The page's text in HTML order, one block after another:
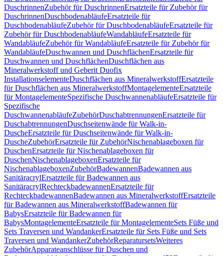
DuschrinnenZubehör für DuschrinnenErsatzteile für Zubehör für
DuschrinnenDuschbodenabläufeErsatzteile für
DuschbodenabläufeZubehör für DuschbodenabläufeErsatzteile für
Zubehör für DuschbodenabläufeWandabläufeErsatzteile für
WandabläufeZubehör für WandabläufeErsatzteile für Zubehör für
WandabläufeDuschwannen und DuschflächenErsatzteile für
Duschwannen und DuschflächenDuschflächen aus
Mineralwerkstoff und Geberit Duofix
InstallationselementeDuschflächen aus MineralwerkstoffErsatzteile
für Duschflächen aus MineralwerkstoffMontagelementeErsatzteile
für MontagelementeSpezifische DuschwannenabläufeErsatzteile für
Spezifische
DuschwannenabläufeZubehörDuschabtrennungenErsatzteile für
DuschabtrennungenDuschseitenwände für Walk-in-
DuscheErsatzteile für Duschseitenwände für Walk-in-
DuscheZubehörErsatzteile für ZubehörNischenablageboxen für
DuschenErsatzteile für Nischenablageboxen für
DuschenNischenablageboxenErsatzteile für
NischenablageboxenZubehörBadewannenBadewannen aus
SanitäracrylErsatzteile für Badewannen aus
SanitäracrylRechteckbadewannenErsatzteile für
RechteckbadewannenBadewannen aus MineralwerkstoffErsatzteile
für Badewannen aus MineralwerkstoffBadewannen für
BabysErsatzteile für Badewannen für
BabysMontagelementeErsatzteile für MontagelementeSets Füße und
Sets Traversen und WandankerErsatzteile für Sets Füße und Sets
Traversen und WandankerZubehörReparatursetsWeiteres
ZubehörApparateanschlüsse für Duschen und